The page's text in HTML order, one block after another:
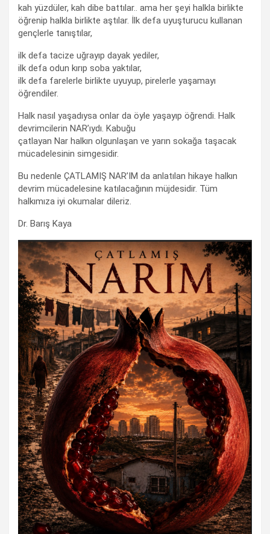
kah yüzdüler, kah dibe battılar.. ama her şeyi halkla birlikte
öğrenip halkla birlikte aştılar. İlk defa uyuşturucu kullanan
gençlerle tanıştılar,
ilk defa tacize uğrayıp dayak yediler,
ilk defa odun kırıp soba yaktılar,
ilk defa farelerle birlikte uyuyup, pirelerle yaşamayı
öğrendiler.
Halk nasıl yaşadıysa onlar da öyle yaşayıp öğrendi. Halk
devrimcilerin NAR’ıydı. Kabuğu
çatlayan Nar halkın olgunlaşan ve yarın sokağa taşacak
mücadelesinin simgesidir.
Bu nedenle ÇATLAMIŞ NAR’IM da anlatılan hikaye halkın
devrim mücadelesine katılacağının müjdesidir. Tüm
halkımıza iyi okumalar dileriz.
Dr. Barış Kaya